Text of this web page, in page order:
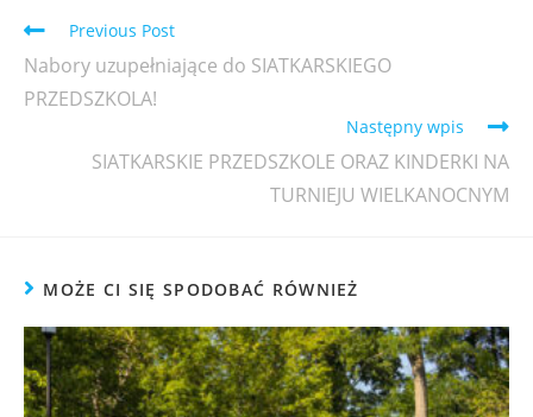
Previous Post
Nabory uzupełniające do SIATKARSKIEGO
PRZEDSZKOLA!
Następny wpis
SIATKARSKIE PRZEDSZKOLE ORAZ KINDERKI NA
TURNIEJU WIELKANOCNYM
MOŻE CI SIĘ SPODOBAĆ RÓWNIEŻ